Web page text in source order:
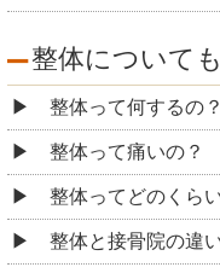
整体について
整体って何するの？
整体って痛いの？
整体ってどのくら
整体と接骨院の違